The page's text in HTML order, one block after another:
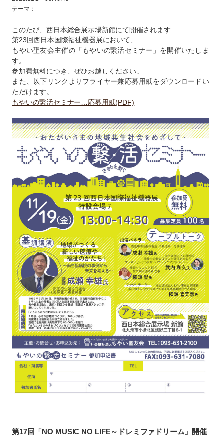
テーマ：
このたび、西日本総合展示場新館にて開催されます
第23回西日本国際福祉機器展において、
もやい聖友会主催の「もやいの繋活セミナー」を開催いたしま
す。
参加費無料につき、ぜひお越しください。
また、以下リンクよりフライヤー兼応募用紙をダウンロードい
ただけます。
もやいの繋活セミナー…応募用紙(PDF)
第17回「NO MUSIC NO LIFE～ドレミファドリーム」開催